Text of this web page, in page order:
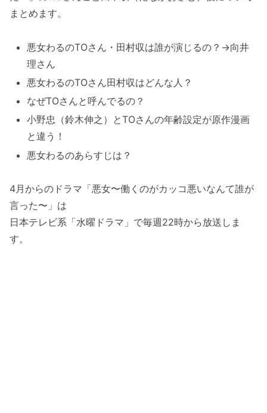
まとめます。
悪女わるのTOさん・田村収は誰が演じるの？→向井
理さん
悪女わるのTOさん田村収はどんな人？
なぜTOさんと呼んでるの？
小野忠（鈴木伸之）とTOさんの年齢設定が原作漫画
と違う！
悪女わるのあらすじは？
4月からのドラマ「悪女〜働くのがカッコ悪いなんて誰が
言った〜」は
日本テレビ系「水曜ドラマ」で毎週22時から放送しま
す。